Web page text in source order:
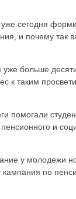
сегодня
и почему так
больше
к таким
помогали
и
у молодежи
кампания по